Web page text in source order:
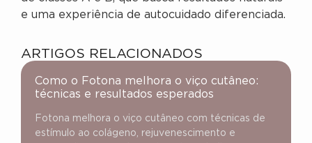
e uma experiência de autocuidado diferenciada.
ARTIGOS RELACIONADOS
Como o Fotona melhora o viço cutâneo:
técnicas e resultados esperados
Fotona melhora o viço cutâneo com técnicas de
estímulo ao colágeno, rejuvenescimento e